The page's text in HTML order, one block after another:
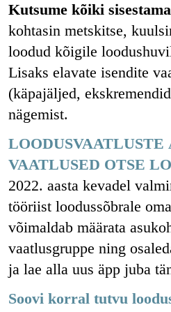
Kutsume kõiki
kohtasin metskitse,
loodud kõigile
Lisaks elavate isendite
(käpajäljed,
nägemist.
VAATLUSED OTSE
2022. aasta kevadel
tööriist loodussõbrale
võimaldab määrata
vaatlusgruppe ning
ja lae alla uus äpp juba
Soovi korral tutvu